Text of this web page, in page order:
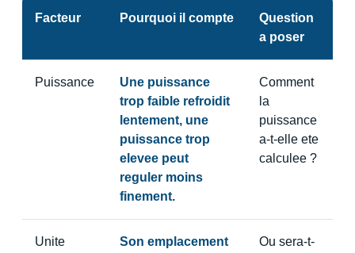
Facteur Pourquoi il compte
Question
a poser
Puissance
Une puissance
trop faible refroidit
lentement, une
puissance trop
elevee peut
reguler moins
finement.
Comment
la
puissance
a-t-elle ete
calculee ?
Unite
Son emplacement
Ou sera-t-